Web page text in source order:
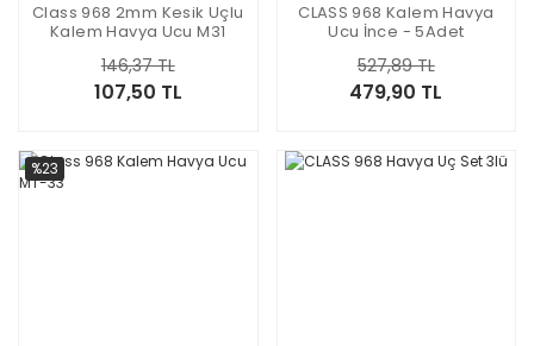
Class 968 2mm Kesik Uçlu
Kalem Havya Ucu M31
107,50 TL
146,37 TL
CLASS 968 Kalem Havya
Ucu İnce - 5Adet
479,90 TL
527,89 TL
%23